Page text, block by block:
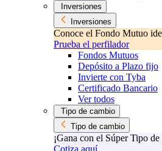
Inversiones
Inversiones
Conoce el Fondo Mutuo
Prueba el perfilador
Fondos Mutuos
Depósito a Plazo fijo
Invierte con Tyba
Certificado Bancario
Ver todos
Tipo de cambio
Tipo de cambio
¡Gana con el Súper Tipo
Cotiza aquí